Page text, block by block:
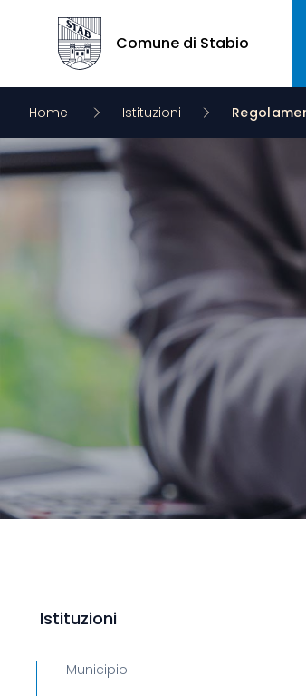
Comune di Stabio
Comune di Stabio
Home Istituzioni
Istituzioni
Municipio